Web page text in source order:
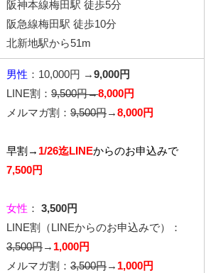
阪神本線梅田駅 徒歩5分
阪急線梅田駅 徒歩10分
北新地駅から51m
男性 ：10,000円 → 9,000円
LINE割： 9,500円→8,000円
メルマガ割： 9,500円 → 8,000円
早割→ 1/26迄LINEからのお申込みで
7,500円
女性 ：
3,500円
LINE割
（LINEからのお申込みで）
：
3,500円 → 1,000円
メルマガ割： 3,500円 → 1,000円